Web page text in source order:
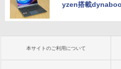
yzen搭載
本サイトのご利用について